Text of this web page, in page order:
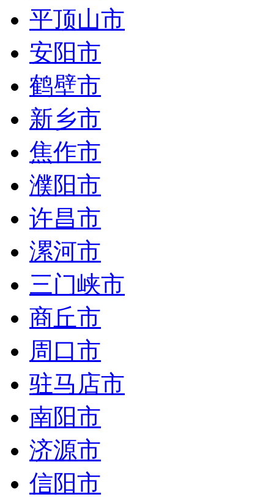
平顶山市
安阳市
鹤壁市
新乡市
焦作市
濮阳市
许昌市
漯河市
三门峡市
商丘市
周口市
驻马店市
南阳市
济源市
信阳市